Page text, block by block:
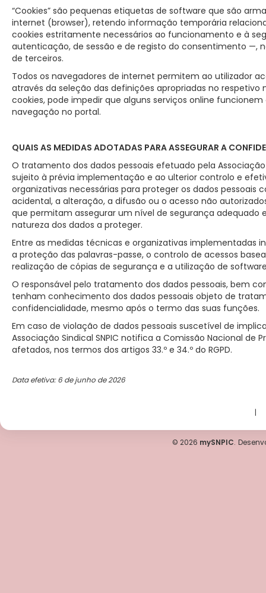
“Cookies” são pequenas etiquetas de software que são
internet (browser), retendo informação temporária
cookies estritamente necessários ao funcionamento e à
autenticação, de sessão e de registo do consentimento —,
de terceiros.
Todos os navegadores de internet permitem ao utilizador
através da seleção das definições apropriadas no
cookies, pode impedir que alguns serviços online
navegação no portal.
QUAIS AS MEDIDAS ADOTADAS PARA ASSEGURAR A
O tratamento dos dados pessoais efetuado pela
sujeito à prévia implementação e ao ulterior controlo e
organizativas necessárias para proteger os dados
acidental, a alteração, a difusão ou o acesso não
que permitam assegurar um nível de segurança
natureza dos dados a proteger.
Entre as medidas técnicas e organizativas implementadas
a proteção das palavras-passe, o controlo de acessos
realização de cópias de segurança e a utilização de
O responsável pelo tratamento dos dados pessoais, bem
tenham conhecimento dos dados pessoais objeto de
confidencialidade, mesmo após o termo das suas funções.
Em caso de violação de dados pessoais suscetível de
Associação Sindical SNPIC notifica a Comissão Nacional de
afetados, nos termos dos artigos 33.º e 34.º do RGPD.
Data efetiva: 6 de junho de 2026
© 2026 mySNPIC.